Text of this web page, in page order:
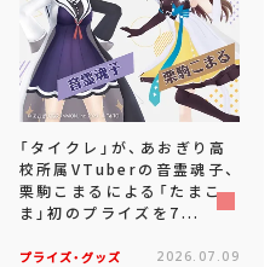
「タイクレ」が、あおぎり高
校所属VTuberの音霊魂子、
栗駒こまるによる「たまこ
ま」初のプライズを7...
プライズ・グッズ 2026.07.09